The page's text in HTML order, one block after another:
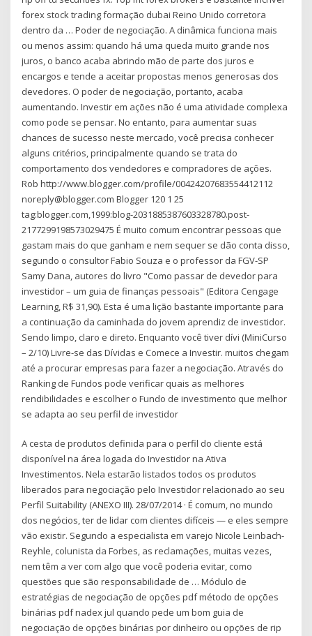
forex stock trading formação dubai Reino Unido corretora
dentro da … Poder de negociação. A dinâmica funciona mais
ou menos assim: quando há uma queda muito grande nos
juros, o banco acaba abrindo mão de parte dos juros e
encargos e tende a aceitar propostas menos generosas dos
devedores. O poder de negociação, portanto, acaba
aumentando. Investir em ações não é uma atividade complexa
como pode se pensar. No entanto, para aumentar suas
chances de sucesso neste mercado, você precisa conhecer
alguns critérios, principalmente quando se trata do
comportamento dos vendedores e compradores de ações.
Rob http://www.blogger.com/profile/00424207683554412112
noreply@blogger.com Blogger 120 1 25
tag:blogger.com,1999:blog-2031885387603328780.post-
2177299198573029475 É muito comum encontrar pessoas que
gastam mais do que ganham e nem sequer se dão conta disso,
segundo o consultor Fabio Souza e o professor da FGV-SP
Samy Dana, autores do livro "Como passar de devedor para
investidor – um guia de finanças pessoais" (Editora Cengage
Learning, R$ 31,90). Esta é uma lição bastante importante para
a continuação da caminhada do jovem aprendiz de investidor.
Sendo limpo, claro e direto. Enquanto você tiver dívi (MiniCurso
– 2/10) Livre-se das Dívidas e Comece a Investir. muitos chegam
até a procurar empresas para fazer a negociação. Através do
Ranking de Fundos pode verificar quais as melhores
rendibilidades e escolher o Fundo de investimento que melhor
se adapta ao seu perfil de investidor
A cesta de produtos definida para o perfil do cliente está
disponível na área logada do Investidor na Ativa
Investimentos. Nela estarão listados todos os produtos
liberados para negociação pelo Investidor relacionado ao seu
Perfil Suitability (ANEXO III). 28/07/2014 · É comum, no mundo
dos negócios, ter de lidar com clientes difíceis — e eles sempre
vão existir. Segundo a especialista em varejo Nicole Leinbach-
Reyhle, colunista da Forbes, as reclamações, muitas vezes,
nem têm a ver com algo que você poderia evitar, como
questões que são responsabilidade de … Módulo de
estratégias de negociação de opções pdf método de opções
binárias pdf nadex jul quando pede um bom guia de
negociação de opções binárias por dinheiro ou opções de rip